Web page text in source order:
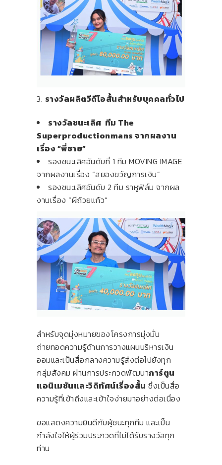
3. รางวัลผลิตวีดีโอสั้นสำหรับบุคคลทั่วไป
รางวัลชนะเลิศ ทีม The
Superproductionmans จากผลงาน
เรื่อง “พี่ชาย”
รองชนะเลิศอันดับที่ 1 ทีม MOVING IMAGE
จากผลงานเรื่อง “สยองขวัญการเงิน”
รองชนะเลิศอันดับ 2 ทีม ราหูฟิล์ม จากผล
งานเรื่อง “ผีถ้วยแก้ว”
สำหรับจุดมุ่งหมายของโครงการมุ่งมั่น
ถ่ายทอดความรู้ด้านการวางแผนบริหารเงิน
ออมและเป็นสื่อกลางความรู้ส่งต่อไปยังทุก
กลุ่มสังคม ผ่านการประกวดพัฒนาการ์ตูน
แอนิเมชันและวิดิทัศน์เรื่องสั้น ซึ่งเป็นสื่อ
ความรู้ที่เข้าถึงและเข้าใจง่ายมาอย่างต่อเนื่อง
ขอแสดงความยินดีกับผู้ชนะทุกทีม และเป็น
กำลังใจให้ผู้ร่วมประกวดที่ไม่ได้รับรางวัลทุก
ท่าน